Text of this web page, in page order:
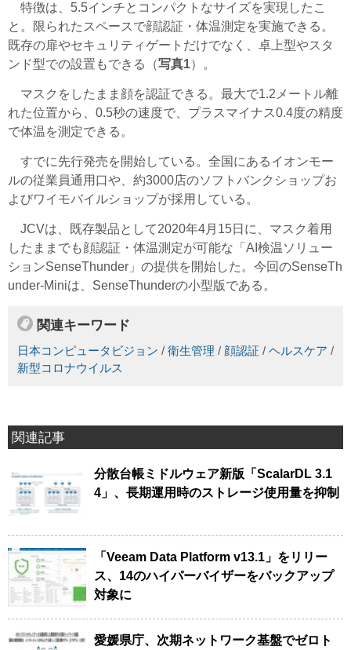
特徴は、5.5インチとコンパクトなサイズを実現したこ
と。限られたスペースで顔認証・体温測定を実施できる。
既存の扉やセキュリティゲートだけでなく、卓上型やスタ
ンド型での設置もできる（写真1）。
マスクをしたまま顔を認証できる。最大で1.2メートル離
れた位置から、0.5秒の速度で、プラスマイナス0.4度の精度
で体温を測定できる。
すでに先行発売を開始している。全国にあるイオンモー
ルの従業員通用口や、約3000店のソフトバンクショップお
よびワイモバイルショップが採用している。
JCVは、既存製品として2020年4月15日に、マスク着用
したままでも顔認証・体温測定が可能な「AI検温ソリュー
ションSenseThunder」の提供を開始した。今回のSenseTh
under-Miniは、SenseThunderの小型版である。
関連キーワード
日本コンピュータビジョン / 衛生管理 / 顔認証 / ヘルスケア /
新型コロナウイルス
関連記事
分散台帳ミドルウェア新版「ScalarDL 3.1
4」、長期運用時のストレージ使用量を抑制
「Veeam Data Platform v13.1」をリリー
ス、14のハイパーバイザーをバックアップ
対象に
愛媛県庁、次期ネットワーク基盤でゼロト